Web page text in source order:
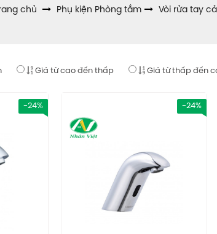
chủ Phụ kiện Phòng tắm Vòi rửa tay
Giá từ cao đến thấp Giá từ thấp đến
-24% -24%